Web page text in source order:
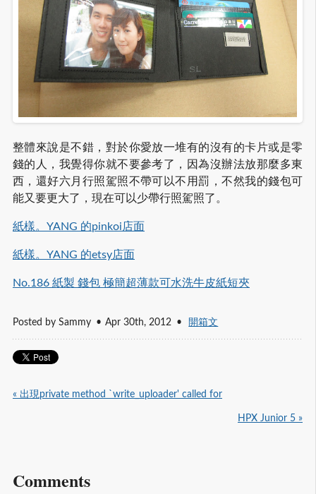
整體來說是不錯，對於你愛放一堆有的沒有的卡片或是零
錢的人，我覺得你就不要參考了，因為沒辦法放那麼多東
西，還好六月行照駕照不帶可以不用罰，不然我的錢包可
能又要更大了，現在可以少帶行照駕照了。
紙樣。YANG 的pinkoi店面
紙樣。YANG 的etsy店面
No.186 紙製 錢包 極簡超薄款可水洗牛皮紙短夾
Posted by Sammy Apr 30th, 2012 開箱文
« 出現private method `write_uploader' called for
HPX Junior 5 »
Comments